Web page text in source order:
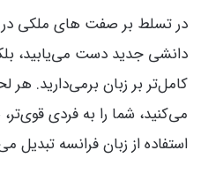
در تسلط بر صفت های ملکی در
دانشی جدید دست می‌یابید،
کامل‌تر بر زبان برمی‌دارید.
می‌کنید، شما را به فردی
استفاده از زبان فرانسه تبدیل